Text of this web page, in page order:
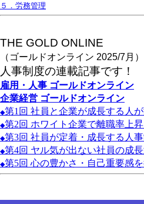
５．労務管理
THE GOLD ONLINE
（ゴールドオンライン 2025/7月）
人事制度の連載記事です！
雇用・人事 ゴールドオンライン
企業経営 ゴールドオンライン
◆第1 回 社員と企業が成長する人
◆第2回 ホワイト企業で離職率上
◆第3回 社員が定着・成長する人
◆第4回 ヤル気が出ない社員の成
◆第5回 心の豊かさ・自己重要感